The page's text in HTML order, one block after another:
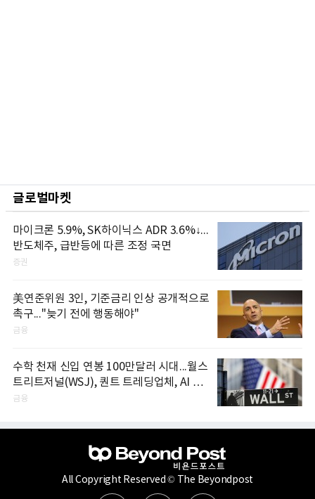
글로벌마켓
마이크론 5.9%, SK하이닉스 ADR 3.6%↓...
반도체주, 급반등에 따른 조정 국면
증권
美연준위원 3인, 기준금리 인상 공개적으로
촉구..."늦기 전에 행동해야"
금융
수학 천재 신입 연봉 100만달러 시대...월스
트리트저널(WSJ), 퀀트 트레딩업체, AI 기
업들 인재 확보 경쟁
금융
All Copyright Reserved © The Beyondpost